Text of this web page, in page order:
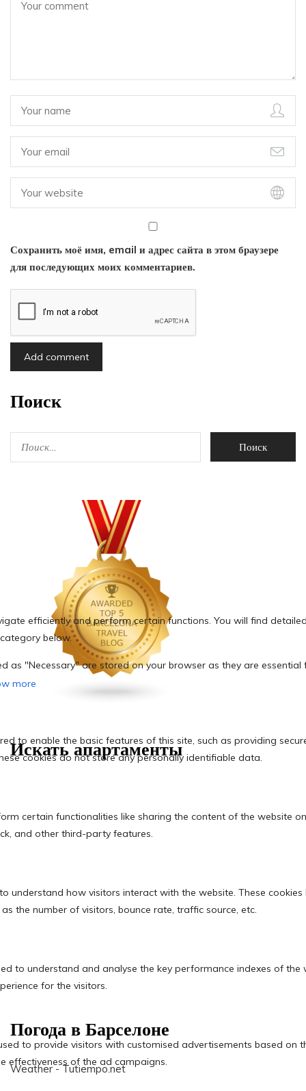
Сохранить моё имя, email и адрес сайта в этом браузере
для последующих моих комментариев.
Поиск
Искать апартаменты
Погода в Барселоне
Weather - Tutiempo.net